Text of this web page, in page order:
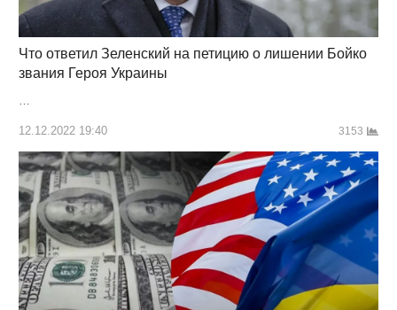
Что ответил Зеленский на петицию о лишении Бойко
звания Героя Украины
…
12.12.2022 19:40 3153